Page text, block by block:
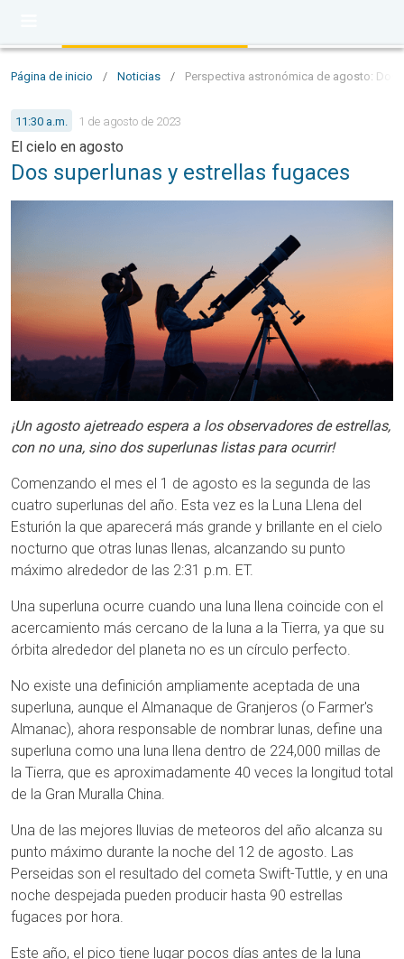
Página de inicio / Noticias / Perspectiva astronómica de agosto: Dos
11:30 a.m. 1 de agosto de 2023
El cielo en agosto
Dos superlunas y estrellas fugaces
¡Un agosto ajetreado espera a los observadores de estrellas,
con no una, sino dos superlunas listas para ocurrir!
Comenzando el mes el 1 de agosto es la segunda de las
cuatro superlunas del año. Esta vez es la Luna Llena del
Esturión la que aparecerá más grande y brillante en el cielo
nocturno que otras lunas llenas, alcanzando su punto
máximo alrededor de las 2:31 p.m. ET.
Una superluna ocurre cuando una luna llena coincide con el
acercamiento más cercano de la luna a la Tierra, ya que su
órbita alrededor del planeta no es un círculo perfecto.
No existe una definición ampliamente aceptada de una
superluna, aunque el Almanaque de Granjeros (o Farmer's
Almanac), ahora responsable de nombrar lunas, define una
superluna como una luna llena dentro de 224,000 millas de
la Tierra, que es aproximadamente 40 veces la longitud total
de la Gran Muralla China.
Una de las mejores lluvias de meteoros del año alcanza su
punto máximo durante la noche del 12 de agosto. Las
Perseidas son el resultado del cometa Swift-Tuttle, y en una
noche despejada pueden producir hasta 90 estrellas
fugaces por hora.
Este año, el pico tiene lugar pocos días antes de la luna